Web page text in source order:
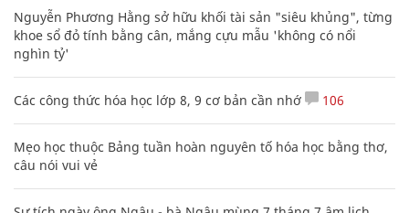
Nguyễn Phương Hằng sở hữu khối tài sản "siêu khủng", từng
khoe sổ đỏ tính bằng cân, mắng cựu mẫu 'không có nổi
nghìn tỷ'
Các công thức hóa học lớp 8, 9 cơ bản cần nhớ 106
Mẹo học thuộc Bảng tuần hoàn nguyên tố hóa học bằng thơ,
câu nói vui vẻ